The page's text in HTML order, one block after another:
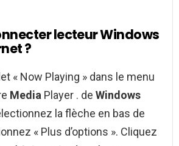
lecteur Windows
?
« Now Playing » dans le menu
Media Player . de Windows
la flèche en bas de
« Plus d’options ». Cliquez